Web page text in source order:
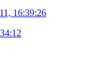
16:39:26